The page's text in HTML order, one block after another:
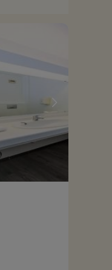
aussi pour
avec